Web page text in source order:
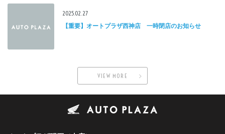
2025.02.27
【重要】オートプラザ西神店 一時閉店のお知らせ
VIEW MORE